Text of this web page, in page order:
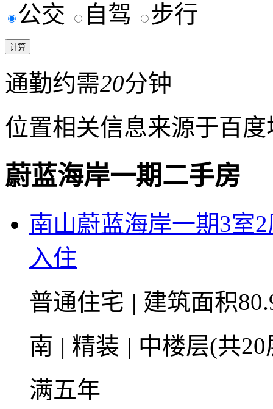
公交 自驾 步行
通勤约需20分钟
位置相关信息来源于百
蔚蓝海岸一期二手房
南山蔚蓝海岸一期3室
入住
普通住宅 | 建筑面积
南 | 精装 | 中楼层(共
满五年